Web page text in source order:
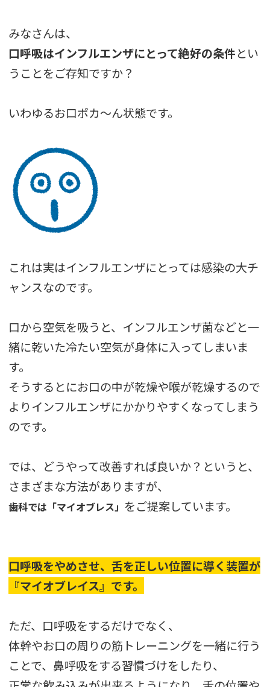
みなさんは、
口呼吸はインフルエンザにとって絶好の条件とい
うことをご存知ですか？
いわゆるお口ポカ〜ん状態です。
これは実はインフルエンザにとっては感染の大チ
ャンスなのです。
口から空気を吸うと、インフルエンザ菌などと一
緒に乾いた冷たい空気が身体に入ってしまいま
す。
そうするとにお口の中が乾燥や喉が乾燥するので
よりインフルエンザにかかりやすくなってしまう
のです。
では、どうやって改善すれば良いか？というと、
さまざまな方法がありますが、
歯科では「マイオブレス」 をご提案しています。
口呼吸をやめさせ、舌を正しい位置に導く装置が
『マイオブレイス』です。
ただ、口呼吸をするだけでなく、
体幹やお口の周りの筋トレーニングを一緒に行う
ことで、鼻呼吸をする習慣づけをしたり、